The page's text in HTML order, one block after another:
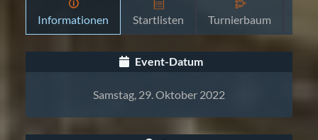
Informationen Startlisten Turnierbaum
Event-Datum
Samstag, 29. Oktober 2022